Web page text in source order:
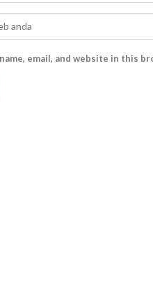
name, email, and website in this